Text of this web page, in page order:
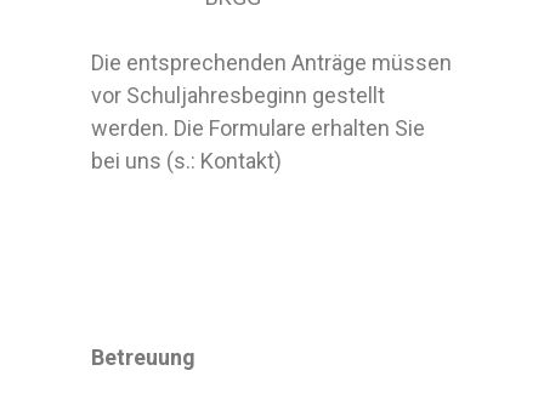
Die entsprechenden Anträge müssen
vor Schuljahresbeginn gestellt
werden. Die Formulare erhalten Sie
bei uns (s.: Kontakt)
Betreuung